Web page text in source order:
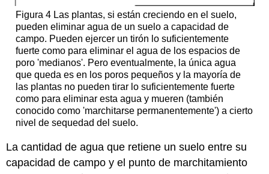
Figura 4 Las plantas, si están creciendo en el suelo,
pueden eliminar agua de un suelo a capacidad de
campo. Pueden ejercer un tirón lo suficientemente
fuerte como para eliminar el agua de los espacios de
poro 'medianos'. Pero eventualmente, la única agua
que queda es en los poros pequeños y la mayoría de
las plantas no pueden tirar lo suficientemente fuerte
como para eliminar esta agua y mueren (también
conocido como 'marchitarse permanentemente') a cierto
nivel de sequedad del suelo.
La cantidad de agua que retiene un suelo entre su
capacidad de campo y el punto de marchitamiento